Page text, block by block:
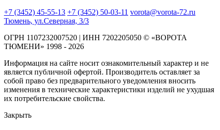
+7 (3452) 45-55-13 +7 (3452) 50-03-11 vorota@vorota-72.ru
Тюмень, ул.Северная, 3/3
ОГРН 1107232007520 | ИНН 7202205050 © «ВОРОТА
ТЮМЕНИ» 1998 - 2026
Информация на сайте носит ознакомительный характер и не
является публичной офертой. Производитель оставляет за
собой право без предварительного уведомления вносить
изменения в технические характеристики изделий не ухудшая
их потребительские свойства.
Закрыть